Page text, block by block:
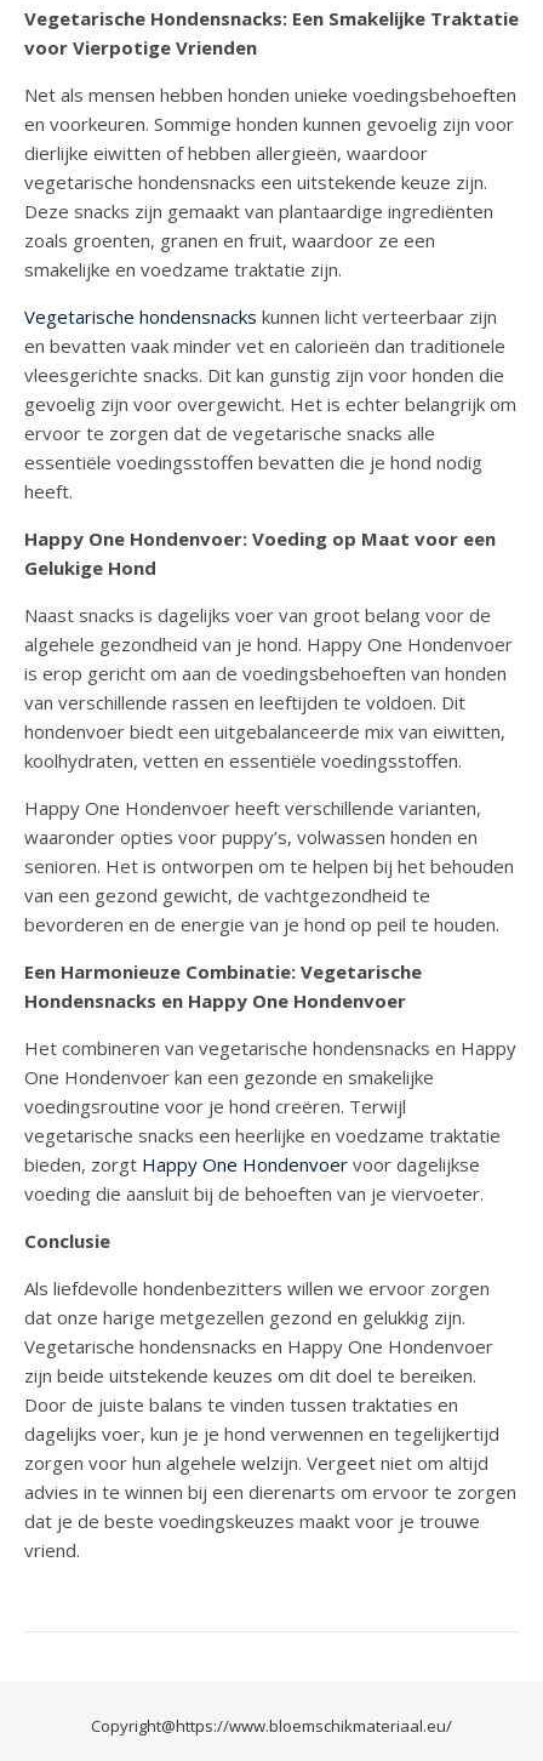
Vegetarische Hondensnacks: Een Smakelijke Traktatie
voor Vierpotige Vrienden
Net als mensen hebben honden unieke voedingsbehoeften
en voorkeuren. Sommige honden kunnen gevoelig zijn voor
dierlijke eiwitten of hebben allergieën, waardoor
vegetarische hondensnacks een uitstekende keuze zijn.
Deze snacks zijn gemaakt van plantaardige ingrediënten
zoals groenten, granen en fruit, waardoor ze een
smakelijke en voedzame traktatie zijn.
Vegetarische hondensnacks kunnen licht verteerbaar zijn
en bevatten vaak minder vet en calorieën dan traditionele
vleesgerichte snacks. Dit kan gunstig zijn voor honden die
gevoelig zijn voor overgewicht. Het is echter belangrijk om
ervoor te zorgen dat de vegetarische snacks alle
essentiële voedingsstoffen bevatten die je hond nodig
heeft.
Happy One Hondenvoer: Voeding op Maat voor een
Gelukige Hond
Naast snacks is dagelijks voer van groot belang voor de
algehele gezondheid van je hond. Happy One Hondenvoer
is erop gericht om aan de voedingsbehoeften van honden
van verschillende rassen en leeftijden te voldoen. Dit
hondenvoer biedt een uitgebalanceerde mix van eiwitten,
koolhydraten, vetten en essentiële voedingsstoffen.
Happy One Hondenvoer heeft verschillende varianten,
waaronder opties voor puppy’s, volwassen honden en
senioren. Het is ontworpen om te helpen bij het behouden
van een gezond gewicht, de vachtgezondheid te
bevorderen en de energie van je hond op peil te houden.
Een Harmonieuze Combinatie: Vegetarische
Hondensnacks en Happy One Hondenvoer
Het combineren van vegetarische hondensnacks en Happy
One Hondenvoer kan een gezonde en smakelijke
voedingsroutine voor je hond creëren. Terwijl
vegetarische snacks een heerlijke en voedzame traktatie
bieden, zorgt Happy One Hondenvoer voor dagelijkse
voeding die aansluit bij de behoeften van je viervoeter.
Conclusie
Als liefdevolle hondenbezitters willen we ervoor zorgen
dat onze harige metgezellen gezond en gelukkig zijn.
Vegetarische hondensnacks en Happy One Hondenvoer
zijn beide uitstekende keuzes om dit doel te bereiken.
Door de juiste balans te vinden tussen traktaties en
dagelijks voer, kun je je hond verwennen en tegelijkertijd
zorgen voor hun algehele welzijn. Vergeet niet om altijd
advies in te winnen bij een dierenarts om ervoor te zorgen
dat je de beste voedingskeuzes maakt voor je trouwe
vriend.
Copyright@https://www.bloemschikmateriaal.eu/